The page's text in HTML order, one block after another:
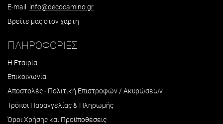
E-mail: info@decocamino.gr
Βρείτε μας στον χάρτη
ΠΛΗΡΟΦΟΡΙΕΣ
Η Εταιρία
Επικοινωνία
Αποστολές - Πολιτική Επιστροφών / Ακυρώσεων
Τρόποι Παραγγελίας & Πληρωμής
Όροι Χρήσης και Προϋποθέσεις